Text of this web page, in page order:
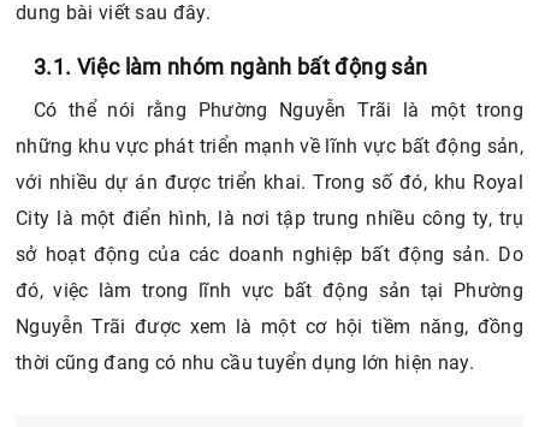
dung bài viết sau đây.
3.1. Việc làm nhóm ngành bất động sản
Có thể nói rằng Phường Nguyễn Trãi là một trong
những khu vực phát triển mạnh về lĩnh vực bất động sản,
với nhiều dự án được triển khai. Trong số đó, khu Royal
City là một điển hình, là nơi tập trung nhiều công ty, trụ
sở hoạt động của các doanh nghiệp bất động sản. Do
đó, việc làm trong lĩnh vực bất động sản tại Phường
Nguyễn Trãi được xem là một cơ hội tiềm năng, đồng
thời cũng đang có nhu cầu tuyển dụng lớn hiện nay.